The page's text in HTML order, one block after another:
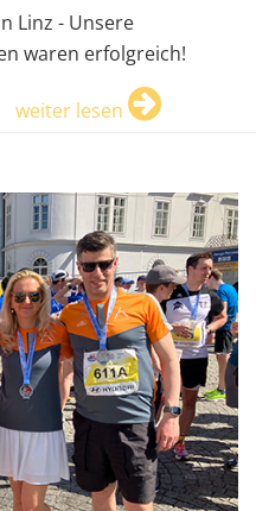
Linz - Unsere
waren erfolgreich!
weiter lesen